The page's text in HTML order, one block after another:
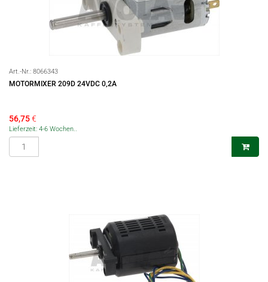
Art.-Nr.: 8066343
MOTORMIXER 209D 24VDC 0,2A
56,75€
Lieferzeit: 4-6 Wochen..